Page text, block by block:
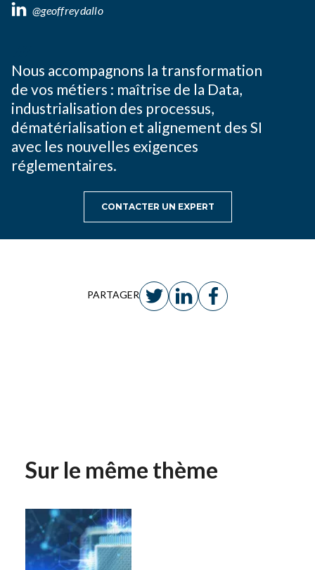
@geoffreydallo
Nous accompagnons la transformation
de vos métiers : maîtrise de la Data,
industrialisation des processus,
dématérialisation et alignement des SI
avec les nouvelles exigences
réglementaires.
CONTACTER UN EXPERT
PARTAGER
Sur le même thème